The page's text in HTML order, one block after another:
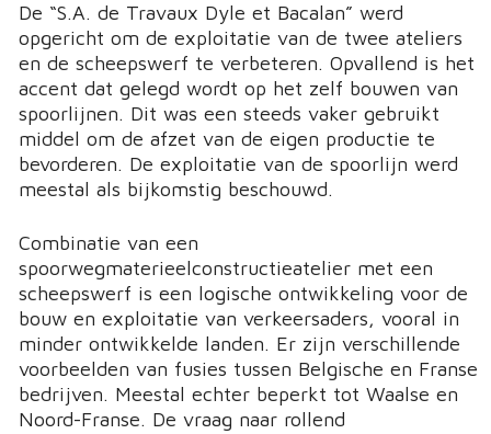
De “S.A. de Travaux Dyle et Bacalan” werd
opgericht om de exploitatie van de twee ateliers
en de scheepswerf te verbeteren. Opvallend is het
accent dat gelegd wordt op het zelf bouwen van
spoorlijnen. Dit was een steeds vaker gebruikt
middel om de afzet van de eigen productie te
bevorderen. De exploitatie van de spoorlijn werd
meestal als bijkomstig beschouwd.
Combinatie van een
spoorwegmaterieelconstructieatelier met een
scheepswerf is een logische ontwikkeling voor de
bouw en exploitatie van verkeersaders, vooral in
minder ontwikkelde landen. Er zijn verschillende
voorbeelden van fusies tussen Belgische en Franse
bedrijven. Meestal echter beperkt tot Waalse en
Noord-Franse. De vraag naar rollend